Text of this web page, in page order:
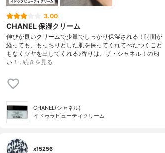
3.00
CHANEL 保湿クリーム
伸びが良いクリームで少量でしっかり保湿される！時間が
経っても、もっちりとした肌を保ってくれてべたつくこと
もなくツヤを出してくれる♪香りは、ザ・シャネル！の匂
い！…続きを見る
CHANEL(シャネル)
イドゥラビューティクリーム
x15256